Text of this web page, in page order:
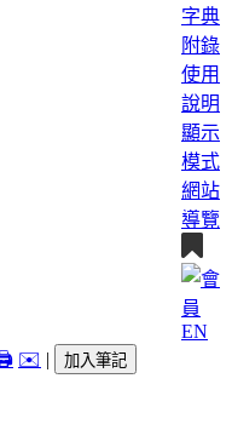
字典
附錄
使用
說明
顯示
模式
網站
導覽
EN
✉️ | 加入筆記